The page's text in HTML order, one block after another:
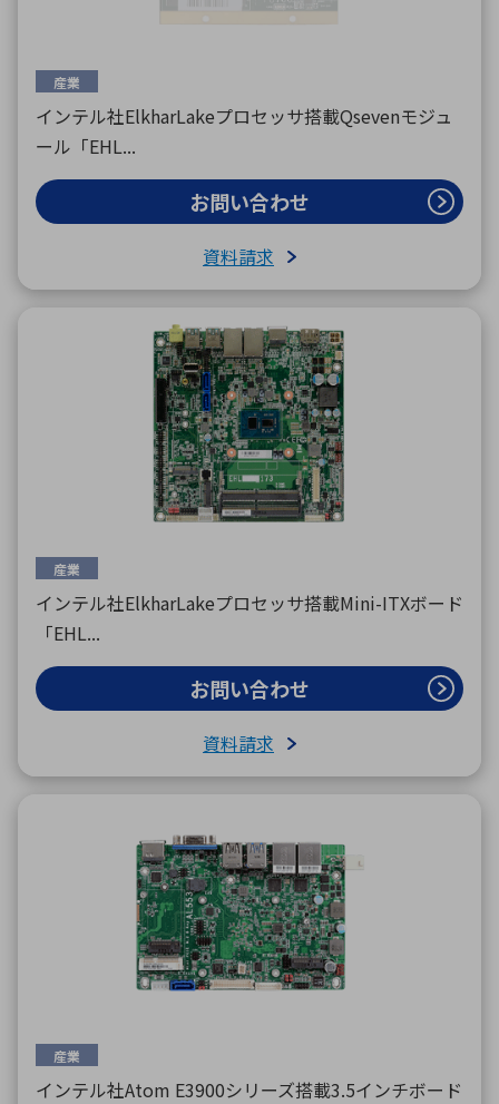
産業
インテル社ElkharLakeプロセッサ搭載Qsevenモジュ
ール「EHL...
お問い合わせ
資料請求
産業
インテル社ElkharLakeプロセッサ搭載Mini-ITXボード
「EHL...
お問い合わせ
資料請求
産業
インテル社Atom E3900シリーズ搭載3.5インチボード